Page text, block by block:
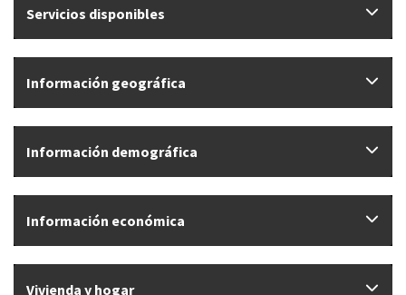
Servicios disponibles
Información geográfica
Información demográfica
Información económica
Vivienda y hogar